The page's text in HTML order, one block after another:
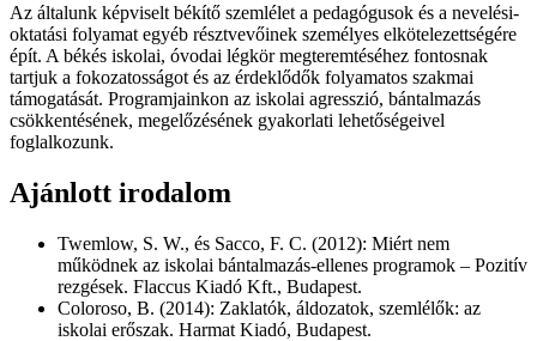
Az általunk képviselt békítő szemlélet a pedagógusok és a nevelési-
oktatási folyamat egyéb résztvevőinek személyes elkötelezettségére
épít. A békés iskolai, óvodai légkör megteremtéséhez fontosnak
tartjuk a fokozatosságot és az érdeklődők folyamatos szakmai
támogatását. Programjainkon az iskolai agresszió, bántalmazás
csökkentésének, megelőzésének gyakorlati lehetőségeivel
foglalkozunk.
Ajánlott irodalom
Twemlow, S. W., és Sacco, F. C. (2012): Miért nem
működnek az iskolai bántalmazás-ellenes programok – Pozitív
rezgések. Flaccus Kiadó Kft., Budapest.
Coloroso, B. (2014): Zaklatók, áldozatok, szemlélők: az
iskolai erőszak. Harmat Kiadó, Budapest.